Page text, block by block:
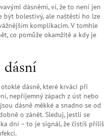
dásněmi, ví, že to není jen
být bolestivý, ale naštěstí ho lze
komplikacím. V tomhle
co pomůže okamžitě a kdy je
dásní
dásně, které krvácí při
nepříjemný zápach z úst nebo
dásně měkké a snadno se od
o zánět. Sleduj, jestli se
dní – to je signál, že čistíš příliš